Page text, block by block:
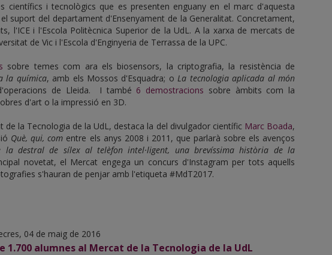
científics i tecnològics que es presenten enguany en el marc d'aquesta
suport del departament d'Ensenyament de la Generalitat. Concretament,
l'ICE i l'Escola Politècnica Superior de la UdL. A la xarxa de mercats de
de Vic i l'Escola d'Enginyeria de Terrassa de la UPC.
sobre temes com ara els biosensors, la criptografia, la resistència de
la química, amb els Mossos d'Esquadra; oLa tecnologia aplicada al món
de Lleida. I també 6 demostracions sobre àmbits com la
d'art o la impressió en 3D.
de la Tecnologia de la UdL, destaca la del divulgador científic Marc Boada,
Què, qui, com entre els anys 2008 i 2011, que parlarà sobre els avenços
la destral de sílex al telèfon intel·ligent, una brevíssima història de la
novetat, el Mercat engega un concurs d'Instagram per tots aquells
s'hauran de penjar amb l'etiqueta #MdT2017.
04 de maig de 2016
1.700 alumnes al Mercat de la Tecnologia de la UdL